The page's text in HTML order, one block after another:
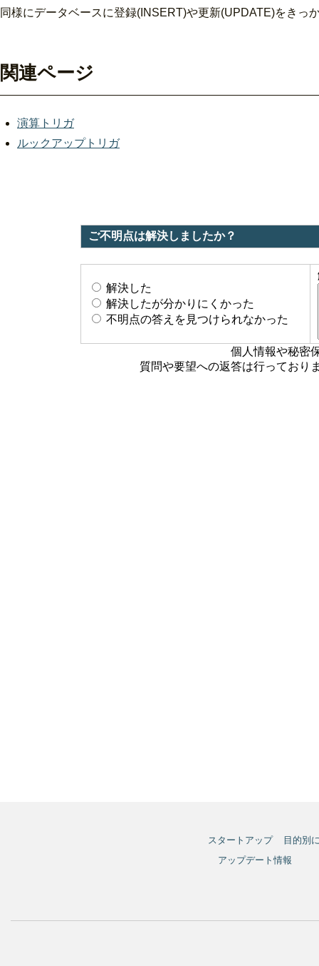
同様にデータベースに登録(INSERT)や更新(UPDATE)をきっ
関連ページ
演算トリガ
ルックアップトリガ
スタートアップ
目的別
アップデート情報